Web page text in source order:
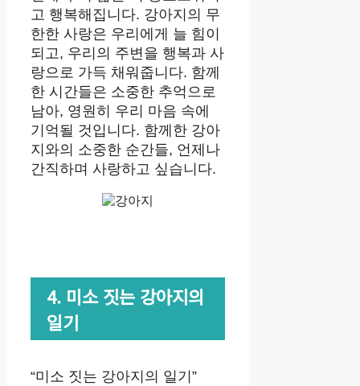
고 행복해집니다. 강아지의 무
한한 사랑은 우리에게 늘 힘이
되고, 우리의 주변을 행복과 사
랑으로 가득 채워줍니다. 함께
한 시간들은 소중한 추억으로
남아, 영원히 우리 마음 속에
기억될 것입니다. 함께한 강아
지와의 소중한 순간들, 언제나
간직하며 사랑하고 싶습니다.
4. 미소 짓는 강아지의
일기
“미소 짓는 강아지의 일기”